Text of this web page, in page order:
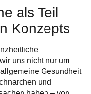
als Teil
Konzepts
uns nicht nur um
allgemeine Gesundheit
und